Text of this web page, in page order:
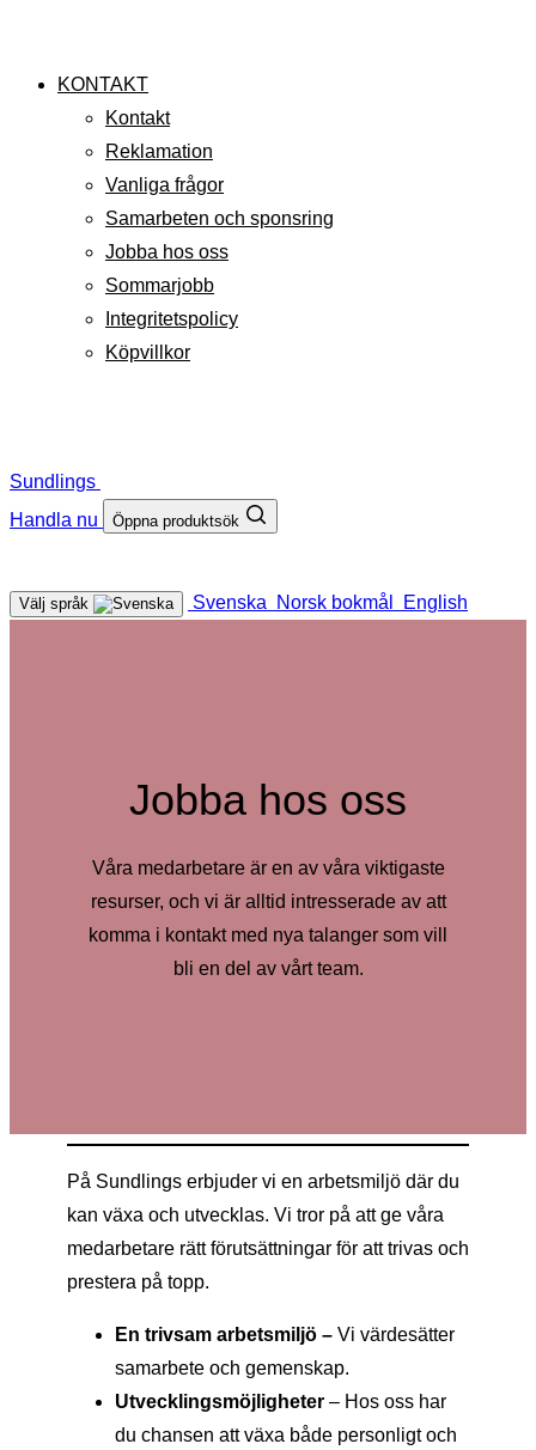
KONTAKT
Kontakt
Reklamation
Vanliga frågor
Samarbeten och sponsring
Jobba hos oss
Sommarjobb
Integritetspolicy
Köpvillkor
Sundlings
Handla nu
Öppna produktsök
Välj språk Svenska Norsk bokmål English
Jobba hos oss
Våra medarbetare är en av våra viktigaste
resurser, och vi är alltid intresserade av att
komma i kontakt med nya talanger som vill
bli en del av vårt team.
På Sundlings erbjuder vi en arbetsmiljö där du
kan växa och utvecklas. Vi tror på att ge våra
medarbetare rätt förutsättningar för att trivas och
prestera på topp.
En trivsam arbetsmiljö – Vi värdesätter
samarbete och gemenskap.
Utvecklingsmöjligheter – Hos oss har
du chansen att växa både personligt och